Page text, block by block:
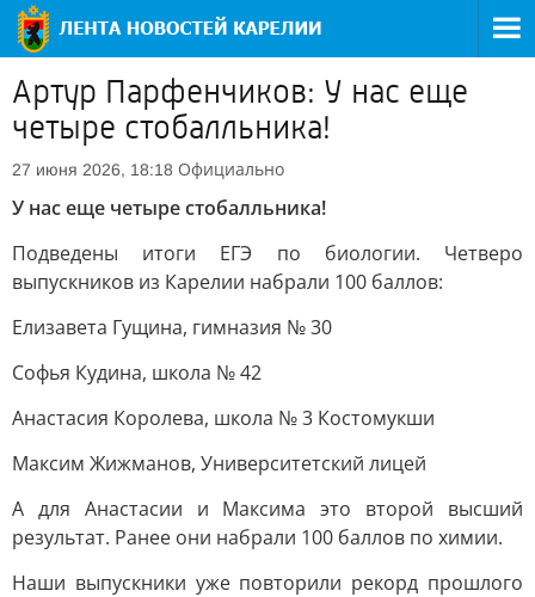
Артур Парфенчиков: У нас еще
четыре стобалльника!
27 июня 2026, 18:18 Официально
У нас еще четыре стобалльника!
Подведены итоги ЕГЭ по биологии. Четверо
выпускников из Карелии набрали 100 баллов:
Елизавета Гущина, гимназия № 30
Софья Кудина, школа № 42
Анастасия Королева, школа № 3 Костомукши
Максим Жижманов, Университетский лицей
А для Анастасии и Максима это второй высший
результат. Ранее они набрали 100 баллов по химии.
Наши выпускники уже повторили рекорд прошлого